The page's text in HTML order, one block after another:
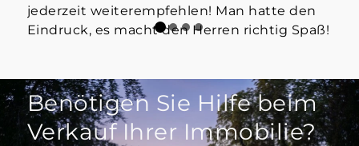
jederzeit weiterempfehlen! Man hatte den
Eindruck, es macht den Herren richtig Spaß!
Benötigen Sie Hilfe beim
Verkauf Ihrer Immobilie?